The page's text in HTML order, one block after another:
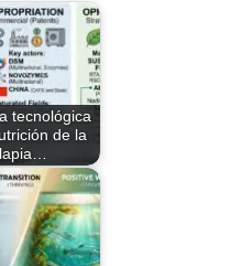
tecnológica
de la